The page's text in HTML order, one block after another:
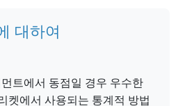
대하여
트에서 동점일 경우 우수한
켓에서 사용되는 통계적 방법